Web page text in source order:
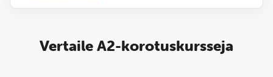
Vertaile A2-korotuskursseja